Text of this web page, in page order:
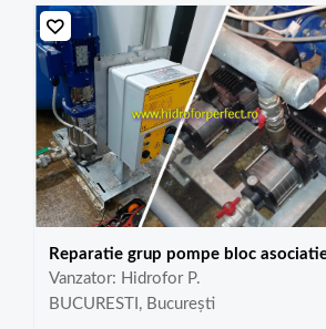
Reparatie grup pompe bloc
Vanzator: Hidrofor P.
BUCURESTI, București